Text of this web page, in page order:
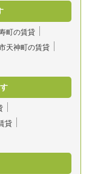
町の賃貸
天神町の賃貸
貸